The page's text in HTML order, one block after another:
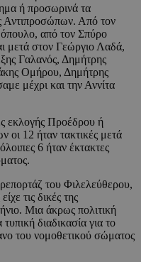
ή προσωρινά τα
Αντιπροσώπων. Από τον
από τον Σπύρο
μετά στον Γεώργιο Λαδά,
Γαλανός, Δημήτρης
Ομήρου, Δημήτρης
μέχρι και την Αννίτα
εκλογής Προέδρου ή
12 ήταν τακτικές μετά
6 ήταν έκτακτες
του Φιλελεύθερου,
τις δικές της
Μια άκρως πολιτική
διαδικασία για το
του νομοθετικού σώματος